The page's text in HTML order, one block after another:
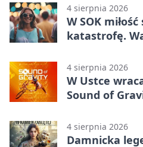
4 sierpnia 2026
W SOK
katastrofę.
4 sierpnia 2026
W Ustce
Sound of
4 sierpnia 2026
Damnicka